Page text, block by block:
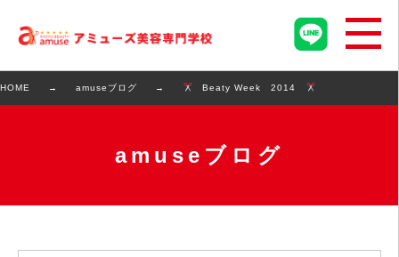
HOME amuseブログ Beaty Week 2014
amuseブログ